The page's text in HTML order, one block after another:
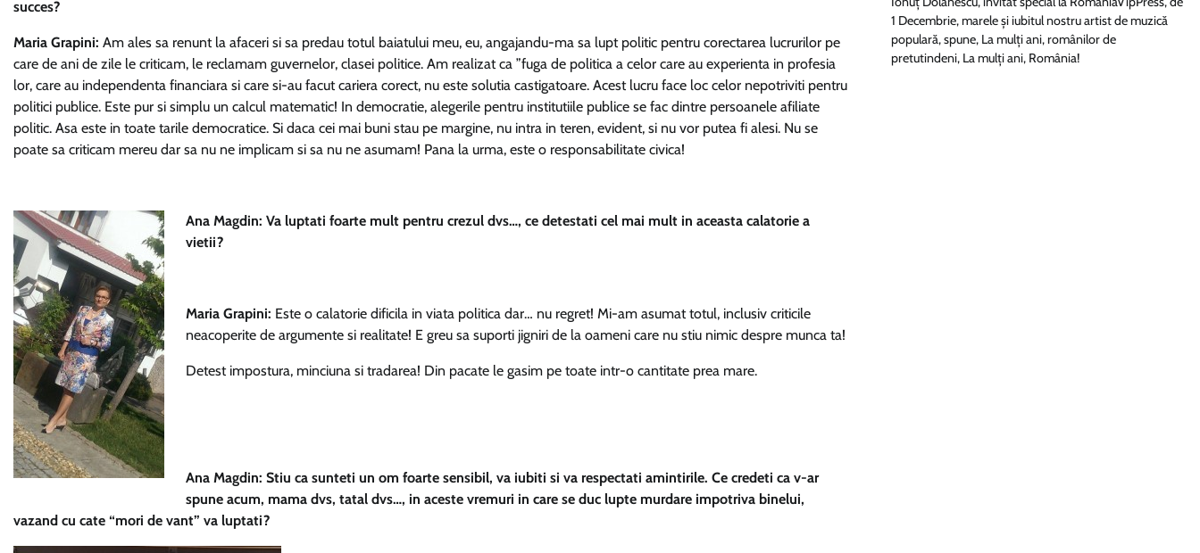
succes?
Maria Grapini: Am ales sa renunt la afaceri si sa predau totul baiatului meu, eu, angajandu-ma sa lupt politic pentru corectarea lucrurilor pe
care de ani de zile le criticam, le reclamam guvernelor, clasei politice. Am realizat ca ”fuga de politica a celor care au experienta in profesia
lor, care au independenta financiara si care si-au facut cariera corect, nu este solutia castigatoare. Acest lucru face loc celor nepotriviti pentru
politici publice. Este pur si simplu un calcul matematic! In democratie, alegerile pentru institutiile publice se fac dintre persoanele afiliate
politic. Asa este in toate tarile democratice. Si daca cei mai buni stau pe margine, nu intra in teren, evident, si nu vor putea fi alesi. Nu se
poate sa criticam mereu dar sa nu ne implicam si sa nu ne asumam! Pana la urma, este o responsabilitate civica!
Ana Magdin: Va luptati foarte mult pentru crezul dvs…, ce detestati cel mai mult in aceasta calatorie a
vietii?
Maria Grapini: Este o calatorie dificila in viata politica dar… nu regret! Mi-am asumat totul, inclusiv criticile
neacoperite de argumente si realitate! E greu sa suporti jigniri de la oameni care nu stiu nimic despre munca ta!
Detest impostura, minciuna si tradarea! Din pacate le gasim pe toate intr-o cantitate prea mare.
Ana Magdin: Stiu ca sunteti un om foarte sensibil, va iubiti si va respectati amintirile. Ce credeti ca v-ar
spune acum, mama dvs, tatal dvs…, in aceste vremuri in care se duc lupte murdare impotriva binelui,
vazand cu cate “mori de vant” va luptati?
1 Decembrie, marele și iubitul nostru artist de muzică
populară, spune, La mulți ani, românilor de
pretutindeni, La mulți ani, România!